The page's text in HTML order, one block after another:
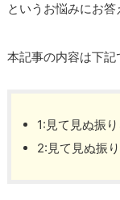
というお悩みにお答
本記事の内容は下記
1:見て見ぬ振
2:見て見ぬ振